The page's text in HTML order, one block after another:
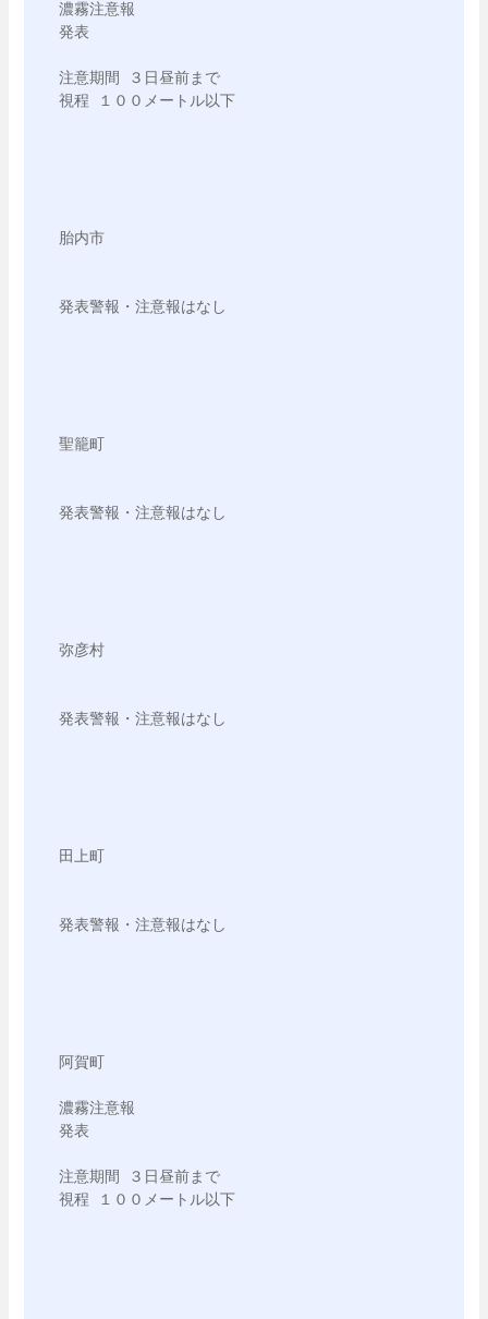
濃霧注意報
発表
注意期間 ３日昼前まで
視程 １００メートル以下
胎内市
発表警報・注意報はなし
聖籠町
発表警報・注意報はなし
弥彦村
発表警報・注意報はなし
田上町
発表警報・注意報はなし
阿賀町
濃霧注意報
発表
注意期間 ３日昼前まで
視程 １００メートル以下